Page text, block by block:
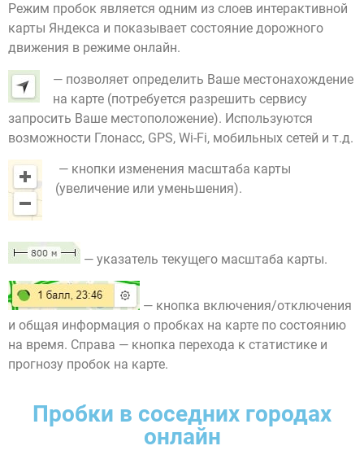
Режим пробок является одним из слоев интерактивной
карты Яндекса и показывает состояние дорожного
движения в режиме онлайн.
— позволяет определить Ваше местонахождение
на карте (потребуется разрешить сервису
запросить Ваше местоположение). Используются
возможности Глонасс, GPS, Wi-Fi, мобильных сетей и т.д.
— кнопки изменения масштаба карты
(увеличение или уменьшения).
— указатель текущего масштаба карты.
— кнопка включения/отключения
и общая информация о пробках на карте по состоянию
на время. Справа — кнопка перехода к статистике и
прогнозу пробок на карте.
Пробки в соседних городах
онлайн